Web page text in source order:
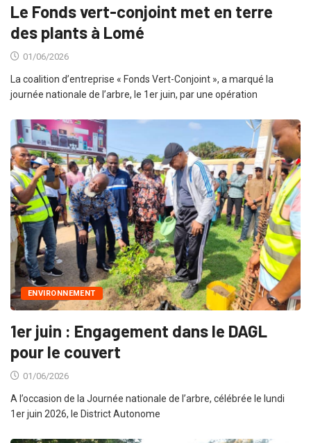
Le Fonds vert-conjoint met en terre
des plants à Lomé
01/06/2026
La coalition d’entreprise « Fonds Vert-Conjoint », a marqué la
journée nationale de l’arbre, le 1er juin, par une opération
ENVIRONNEMENT
1er juin : Engagement dans le DAGL
pour le couvert
01/06/2026
A l’occasion de la Journée nationale de l’arbre, célébrée le lundi
1er juin 2026, le District Autonome